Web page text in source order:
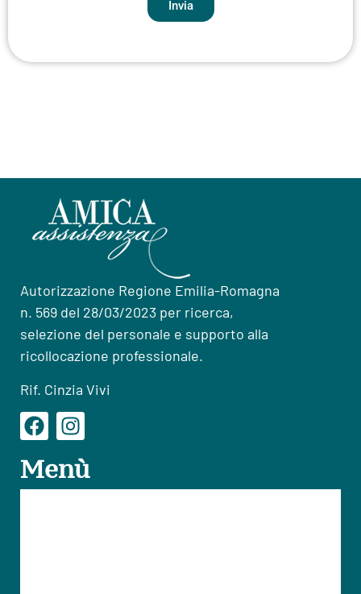
Invia
Autorizzazione Regione Emilia-Romagna
n. 569 del 28/03/2023 per ricerca,
selezione del personale e supporto alla
ricollocazione professionale.
Rif. Cinzia Vivi
Menù